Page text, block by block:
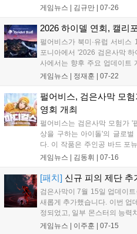
기', 8월 12일 최고 레벨 70 확
도입이 예정됐으며, 10월 7일
한 그래픽 기술 지원과 대양
선을 통해 모험가들에게 새로
획이다....
게임뉴스 | 김규만 07-26
2026 하이델 연회, 캘리
펄어비스가 북미·유럽 서비스
포니아에서 '2026 검은사막
사에서는 향후 주요 업데이트
개될 예정이며, 당일 오전 10
테스트 등 다양한 프로그램이
리볼버 무기를 사용하는 신규
게임뉴스 | 정재훈 07-22
펄어비스, 검은사막 모
영회 개최
펄어비스는 검은사막 모험가 '
상을 구하는 아이돌'의 글로벌
다. 이 작품은 주인공 바드 포
여러 모험가가 제작에 참여해
으며, 펄어비스는 앞으로도 이
계획입니다....
게임뉴스 | 김동휘 07-16
[패치] 신규 피의 제단 추
검은사막이 7월 15일 업데이
새롭게 추가했습니다. 이번 업
정되었고, 일부 몬스터의 능력
증가와 야르 미니게임 매칭 기
게임뉴스 | 이주훈 07-15